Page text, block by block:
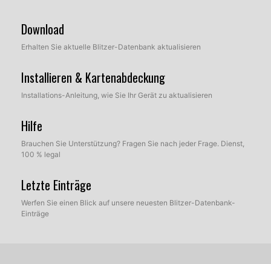
Download
Erhalten Sie aktuelle Blitzer-Datenbank aktualisieren
Installieren & Kartenabdeckung
Installations-Anleitung, wie Sie Ihr Gerät zu aktualisieren
Hilfe
Brauchen Sie Unterstützung? Fragen Sie nach jeder Frage. Dienst,
100 % legal
Letzte Einträge
Werfen Sie einen Blick auf unsere neuesten Blitzer-Datenbank-
Einträge